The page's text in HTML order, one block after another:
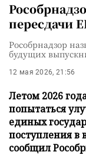
пересдачи
Рособрнадзор
будущих
12 мая 2026, 21:56
Летом 2026
попытаться
единых
поступления в
сообщил